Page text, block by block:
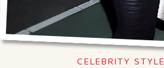
CELEBRITY STYLE